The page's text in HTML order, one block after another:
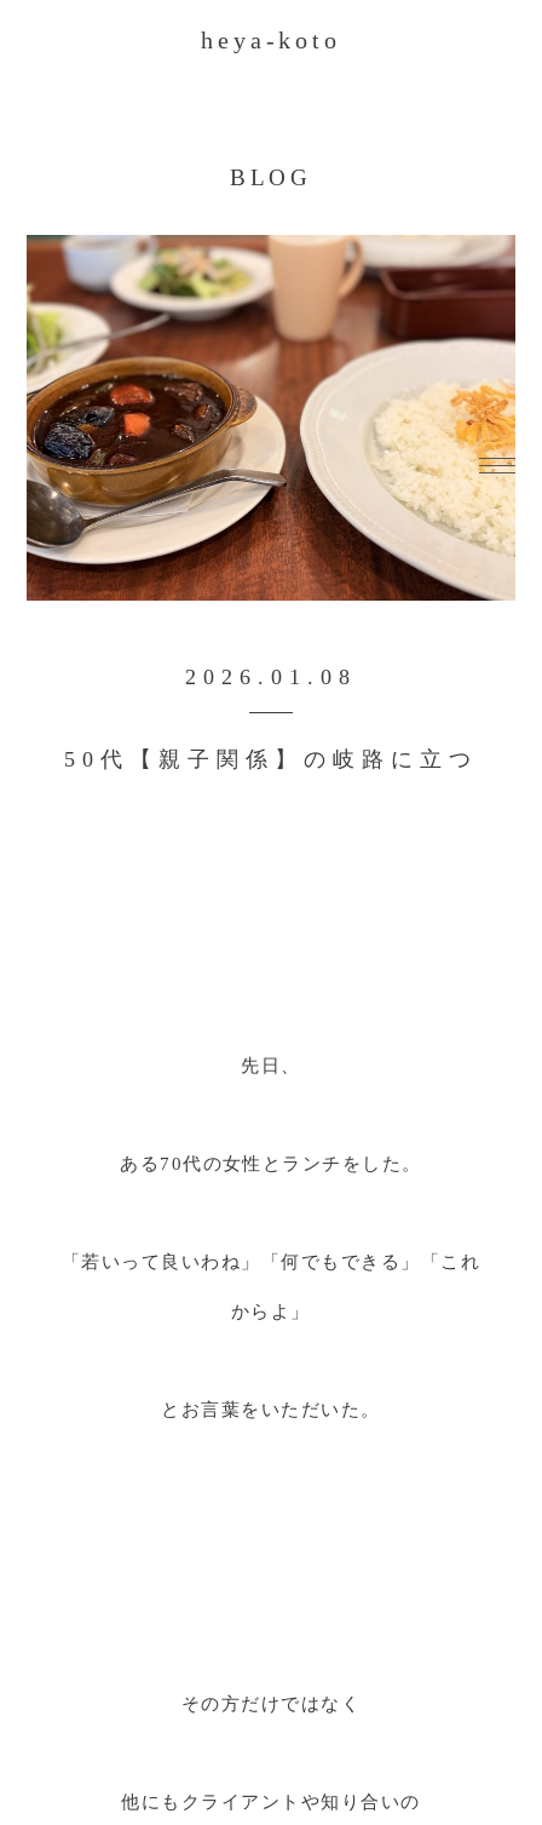
heya-koto
BLOG
2026.01.08
50代【親子関係】の岐路に立つ
先日、
ある70代の女性とランチをした。
「若いって良いわね」「何でもできる」「これ
からよ」
とお言葉をいただいた。
その方だけではなく
他にもクライアントや知り合いの